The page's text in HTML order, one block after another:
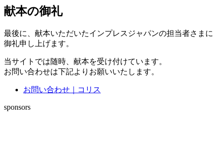
献本の御礼
最後に、献本いただいたインプレスジャパンの担当者さまに
御礼申し上げます。
当サイトでは随時、献本を受け付けています。
お問い合わせは下記よりお願いいたします。
お問い合わせ｜コリス
sponsors